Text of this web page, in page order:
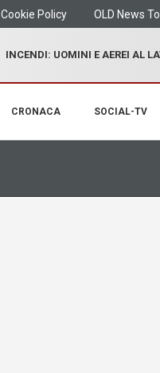
Cookie Policy OLD News
INCENDI: UOMINI E AEREI AL
CRONACA SOCIAL-TV